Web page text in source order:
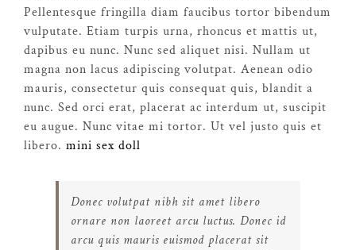
Pellentesque fringilla diam faucibus tortor bibendum
vulputate. Etiam turpis urna, rhoncus et mattis ut,
dapibus eu nunc. Nunc sed aliquet nisi. Nullam ut
magna non lacus adipiscing volutpat. Aenean odio
mauris, consectetur quis consequat quis, blandit a
nunc. Sed orci erat, placerat ac interdum ut, suscipit
eu augue. Nunc vitae mi tortor. Ut vel justo quis et
libero. mini sex doll
Donec volutpat nibh sit amet libero
ornare non laoreet arcu luctus. Donec id
arcu quis mauris euismod placerat sit